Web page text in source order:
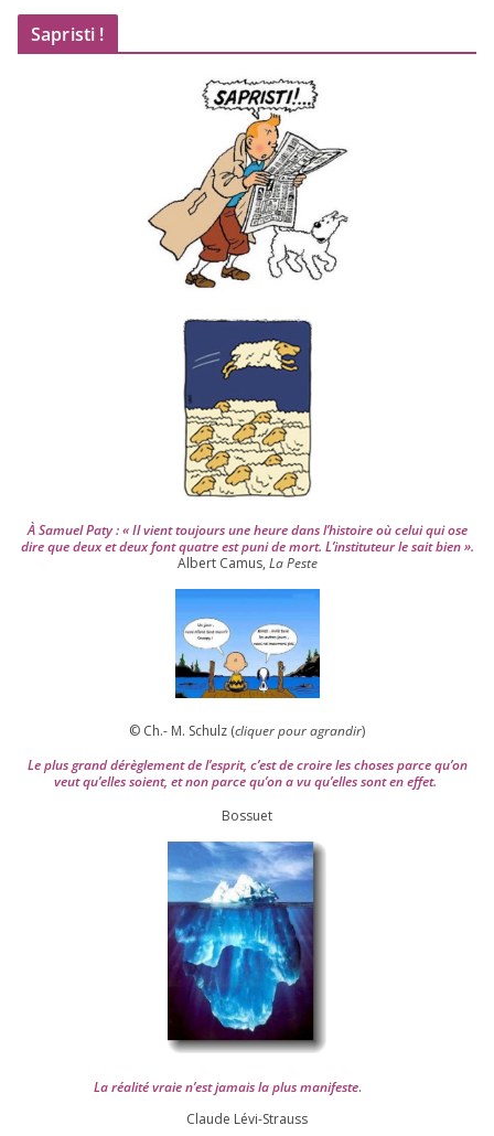
c
Sapristi !
À Samuel Paty : « Il vient tou­jours une heure dans l’his­toire où celui qui ose
dire que deux et deux font quatre est puni de mort. L’instituteur le sait bien ».
Albert Camus, La Peste
© Ch.- M. Schulz (cli­quer pour agran­dir)
Le plus grand dérè­gle­ment de l’es­prit, c’est de croire les choses parce qu’on
veut qu’elles soient, et non parce qu’on a vu qu’elles sont en effet.
Bossuet
La réa­lité vraie n’est jamais la plus mani­feste.
Claude Lévi-Strauss